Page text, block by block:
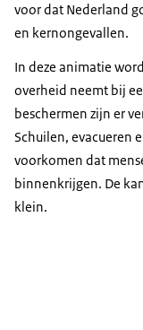
voor dat Nederland
en kernongevallen.
In deze animatie
overheid neemt bij
beschermen zijn er
Schuilen, evacueren
voorkomen dat
binnenkrijgen. De
klein.